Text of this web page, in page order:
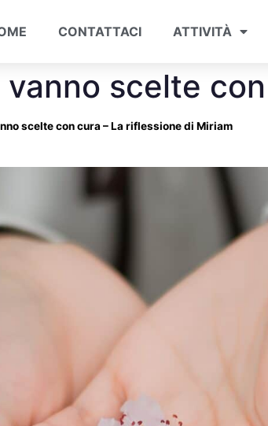
CONTATTACI ATTIVITÀ
vanno scelte
scelte con cura – La riflessione di Miriam